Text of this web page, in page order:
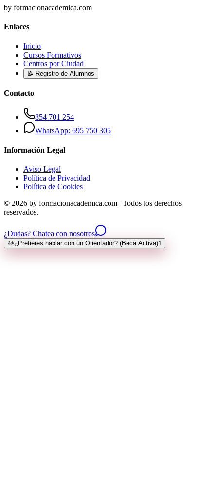
by formacionacademica.com
Enlaces
Inicio
Cursos Formativos
Centros por Ciudad
📝 Registro de Alumnos
Contacto
854 701 254
WhatsApp: 695 750 305
Información Legal
Aviso Legal
Política de Privacidad
Política de Cookies
© 2026 by formacionacademica.com | Todos los derechos
reservados.
¿Dudas? Chatea con nosotros
🐶¿Prefieres hablar con un Orientador? (Beca Activa)1